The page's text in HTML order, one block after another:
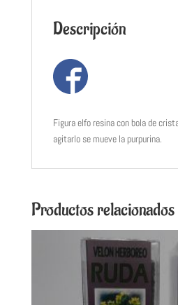
Descripción
Figura elfo resina con bola de
agitarlo se mueve la purpurina.
Productos relacionados